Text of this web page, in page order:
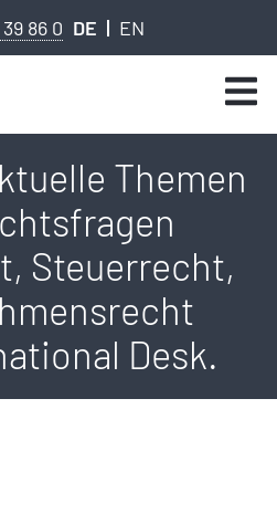
86 0 DE EN
Themen
Steuerrecht,
Desk.